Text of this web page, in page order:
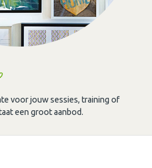
voor jouw sessies, training of
een groot aanbod.